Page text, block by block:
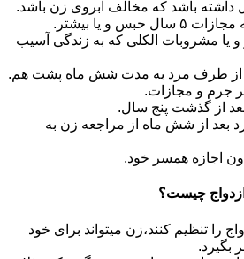
داشته باشد که مخالف آبروی زن باشد.
و یا بیشتر.
و یا مشروبات الکلی که به زندگی آسیب
از طرف مرد به مدت شش ماه پشت هم.
جرم و مجازات.
از گذشت پنج سال.
بعد از شش ماه از مراجعه زن به
اجازه همسر خود.
چیست؟
را تنظیم کنند،زن میتواند برای خود
بگیرد.